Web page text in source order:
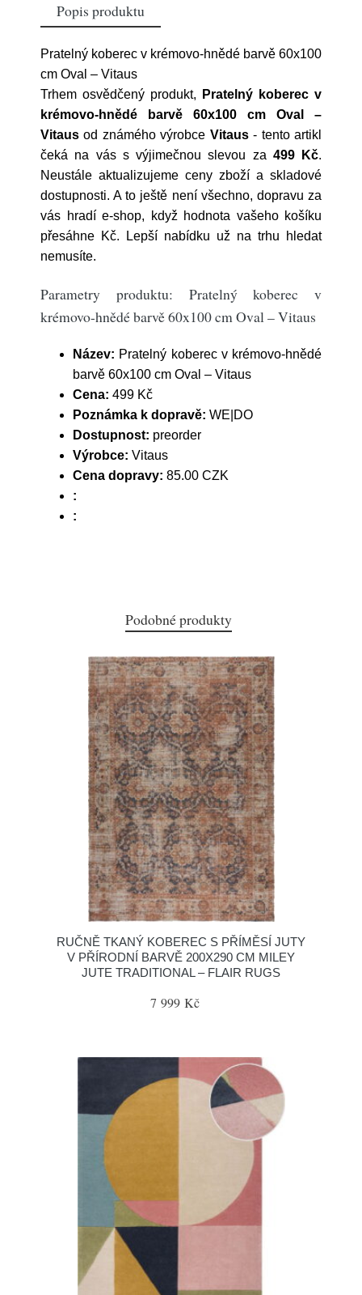
Popis produktu
Pratelný koberec v krémovo-hnědé barvě 60x100
cm Oval – Vitaus
Trhem osvědčený produkt,
Pratelný koberec v
krémovo-hnědé barvě 60x100 cm Oval –
Vitaus od známého výrobce Vitaus- tento artikl
čeká na vás s výjimečnou slevou za 499 Kč.
Neustále aktualizujeme ceny zboží a skladové
dostupnosti. A to ještě není všechno, dopravu za
vás hradí e-shop, když hodnota vašeho košíku
přesáhne Kč. Lepší nabídku už na trhu hledat
nemusíte.
Parametry produktu: Pratelný koberec v
krémovo-hnědé barvě 60x100 cm Oval – Vitaus
Název: Pratelný koberec v krémovo-hnědé
barvě 60x100 cm Oval – Vitaus
Cena: 499 Kč
Poznámka k dopravě: WE|DO
Dostupnost: preorder
Výrobce: Vitaus
Cena dopravy: 85.00 CZK
:
:
Podobné produkty
RUČNĚ TKANÝ KOBEREC S PŘÍMĚSÍ JUTY
V PŘÍRODNÍ BARVĚ 200X290 CM MILEY
JUTE TRADITIONAL – FLAIR RUGS
7 999 Kč